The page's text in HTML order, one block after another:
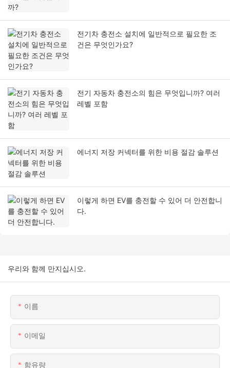
전기차 충전소 설치에 일반적으로 필요한 조
건은 무엇인가요?
전기 자동차 충전소의 힘은 무엇입니까? 여러
레벨 포함
에너지 저장 커넥터를 위한 비용 절감 솔루션
이렇게 하면 EV를 충전할 수 있어 더 안전합니
다.
우리와 함께 만지십시오.
이름
이메일
함유량